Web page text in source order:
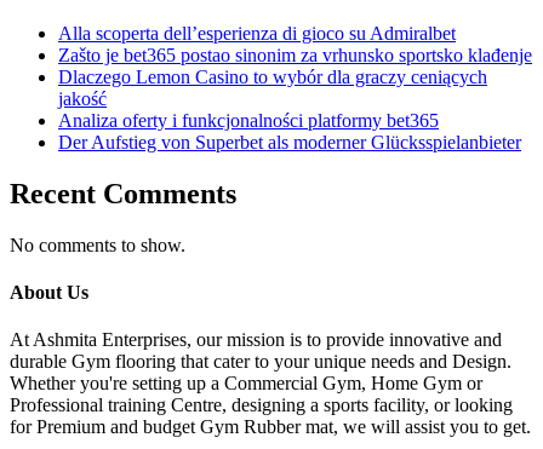
Alla scoperta dell’esperienza di gioco su Admiralbet
Zašto je bet365 postao sinonim za vrhunsko sportsko klađenje
Dlaczego Lemon Casino to wybór dla graczy ceniących
jakość
Analiza oferty i funkcjonalności platformy bet365
Der Aufstieg von Superbet als moderner Glücksspielanbieter
Recent Comments
No comments to show.
About Us
At Ashmita Enterprises, our mission is to provide innovative and
durable Gym flooring that cater to your unique needs and Design.
Whether you're setting up a Commercial Gym, Home Gym or
Professional training Centre, designing a sports facility, or looking
for Premium and budget Gym Rubber mat, we will assist you to get.